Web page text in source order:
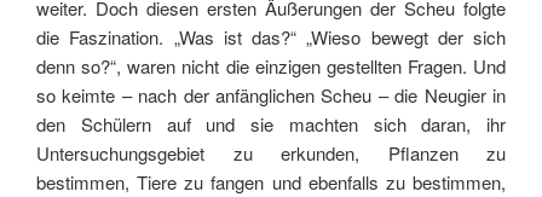
weiter. Doch diesen ersten Äußerungen der Scheu folgte
die Faszination. „Was ist das?“ „Wieso bewegt der sich
denn so?“, waren nicht die einzigen gestellten Fragen. Und
so keimte – nach der anfänglichen Scheu – die Neugier in
den Schülern auf und sie machten sich daran, ihr
Untersuchungsgebiet zu erkunden, Pflanzen zu
bestimmen, Tiere zu fangen und ebenfalls zu bestimmen,